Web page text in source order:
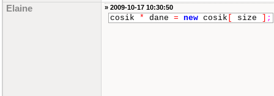
Elaine » 2009-10-17 10:30:50
cosik * dane = new cosik size ;